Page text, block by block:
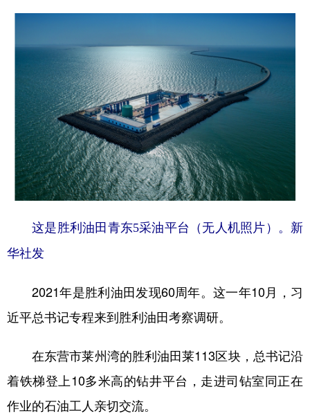
这是胜利油田青东5采油平台（无人机照片）。新
华社发
2021年是胜利油田发现60周年。这一年10月，习
近平总书记专程来到胜利油田考察调研。
在东营市莱州湾的胜利油田莱113区块，总书记沿
着铁梯登上10多米高的钻井平台，走进司钻室同正在
作业的石油工人亲切交流。